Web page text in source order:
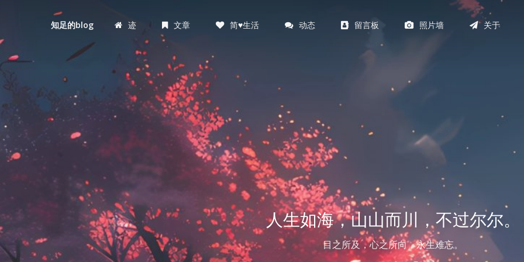
知足的blog 迹 文章 简♥生活 动态 留言板 照片墙 关于
人生如海，山山而川，不过尔尔。
目之所及，心之所向，永生难忘。